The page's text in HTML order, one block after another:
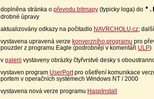
doplněna stránka o převodu bitmapy (typicky loga) do
drobné úpravy
aktualizovány odkazy na počitadlo NAVRCHOLU.cz;
vystavena upravená verze konverzního programu pro
pouzder z programu Eagle (podrobněji v komentáři ULP)
v galerii vystaveny obrázky čtyřvrstvé desky s
vystaven program UserPortpro ošetření komunikace
portem v operačních systémech Windows NT / 2000
vystavena nová verze programu HaspInstall